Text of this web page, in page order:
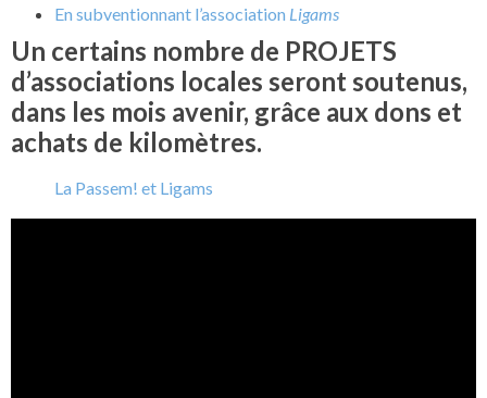
En subventionnant l’association Ligams
Un certains nombre de PROJETS
d’associations locales seront soutenus,
dans les mois avenir, grâce aux dons et
achats de kilomètres.
La Passem! et Ligams